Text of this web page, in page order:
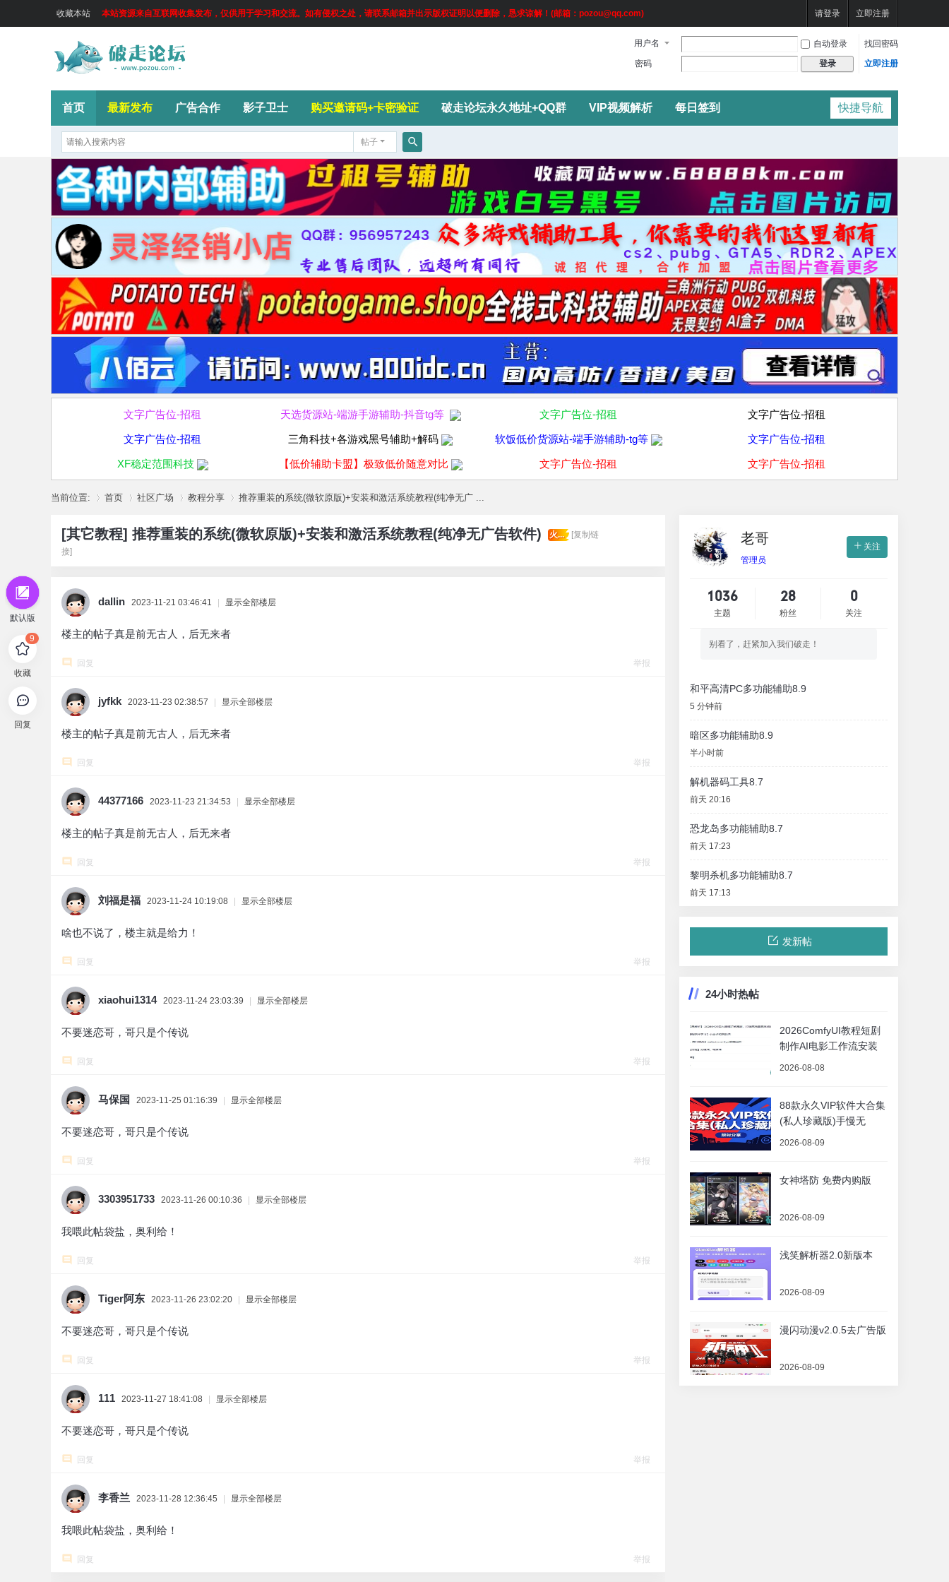
收藏本站 本站资源来自互联网收集发布，仅供用于学习和交流。如有侵权之处，请联系邮箱并出示版权证明以便删除，恳求谅解！(邮箱：pozou@qq.com) 请登录 立即注册
用户名 自动登录
找回密码
密码
登录 立即注册
快捷导航
首页 最新发布 广告合作 影子卫士 购买邀请码+卡密验证 破走论坛永久地址+QQ群 VIP视频解析 每日签到
帖子
搜
索
文字广告位-招租 天选货源站-端游手游辅助-抖音tg等 文字广告位-招租 文字广告位-招租
文字广告位-招租 三角科技+各游戏黑号辅助+解码 软饭低价货源站-端手游辅助-tg等 文字广告位-招租
XF稳定范围科技 【低价辅助卡盟】极致低价随意对比 文字广告位-招租 文字广告位-招租
当前位置: 首页 社区广场 教程分享 推荐重装的系统(微软原版)+安装和激活系统教程(纯净无广 ...
默认版
收藏
9
回复
[其它教程] 推荐重装的系统(微软原版)+安装和激活系统教程(纯净无广告软件) 火...
[复制链
接]
dallin 2023-11-21 03:46:41 显示全部楼层
楼主的帖子真是前无古人，后无来者
回复 举报
jyfkk 2023-11-23 02:38:57 显示全部楼层
楼主的帖子真是前无古人，后无来者
回复 举报
44377166 2023-11-23 21:34:53 显示全部楼层
楼主的帖子真是前无古人，后无来者
回复 举报
刘福是福 2023-11-24 10:19:08 显示全部楼层
啥也不说了，楼主就是给力！
回复 举报
xiaohui1314 2023-11-24 23:03:39 显示全部楼层
不要迷恋哥，哥只是个传说
回复 举报
马保国 2023-11-25 01:16:39 显示全部楼层
不要迷恋哥，哥只是个传说
回复 举报
3303951733 2023-11-26 00:10:36 显示全部楼层
我喂此帖袋盐，奥利给！
回复 举报
Tiger阿东 2023-11-26 23:02:20 显示全部楼层
不要迷恋哥，哥只是个传说
回复 举报
111 2023-11-27 18:41:08 显示全部楼层
不要迷恋哥，哥只是个传说
回复 举报
李香兰 2023-11-28 12:36:45 显示全部楼层
我喂此帖袋盐，奥利给！
回复 举报
老哥
管理员
关注
1036
主题
28
粉丝
0
关注
别看了，赶紧加入我们破走！
和平高清PC多功能辅助8.9
5 分钟前
暗区多功能辅助8.9
半小时前
解机器码工具8.7
前天 20:16
恐龙岛多功能辅助8.7
前天 17:23
黎明杀机多功能辅助8.7
前天 17:13
发新帖
24小时热帖
2026ComfyUI教程短剧
制作AI电影工作流安装
2026-08-08
88款永久VIP软件大合集
(私人珍藏版)手慢无
2026-08-09
女神塔防 免费内购版
2026-08-09
浅笑解析器2.0新版本
2026-08-09
漫闪动漫v2.0.5去广告版
2026-08-09